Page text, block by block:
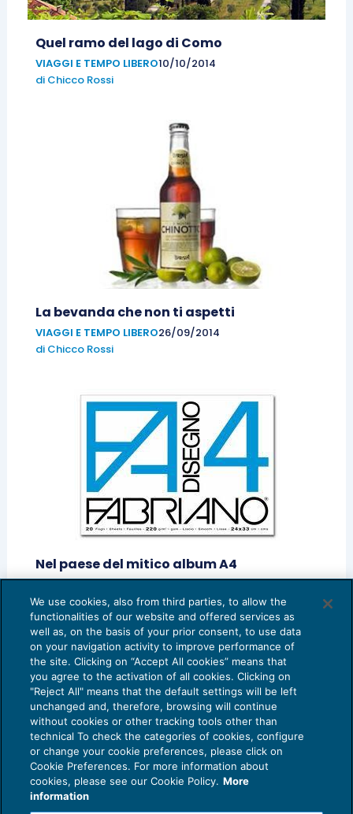
Quel ramo del lago di Como
VIAGGI E TEMPO LIBERO10/10/2014
di Chicco Rossi
La bevanda che non ti aspetti
VIAGGI E TEMPO LIBERO26/09/2014
di Chicco Rossi
Nel paese del mitico album A4
VIAGGI E TEMPO LIBERO19/09/2014
di Chicco Rossi
1 2 3 4 5
Privacy Policy
Cookie Policy
We use cookies, also from third parties, to allow the
functionalities of our website and offered services as
well as, on the basis of your prior consent, to use data
on your navigation activity to improve performance of
the site. Clicking on “Accept All cookies” means that
you agree to the activation of all cookies. Clicking on
"Reject All" means that the default settings will be left
unchanged and, therefore, browsing will continue
without cookies or other tracking tools other than
technical To check the categories of cookies, configure
or change your cookie preferences, please click on
Cookie Preferences. For more information about
cookies, please see our Cookie Policy. More
information